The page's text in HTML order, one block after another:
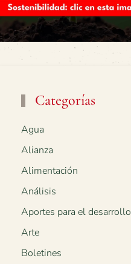
Categorías
Agua
Alianza
Alimentación
Análisis
Aportes para el desarrollo
Arte
Boletines